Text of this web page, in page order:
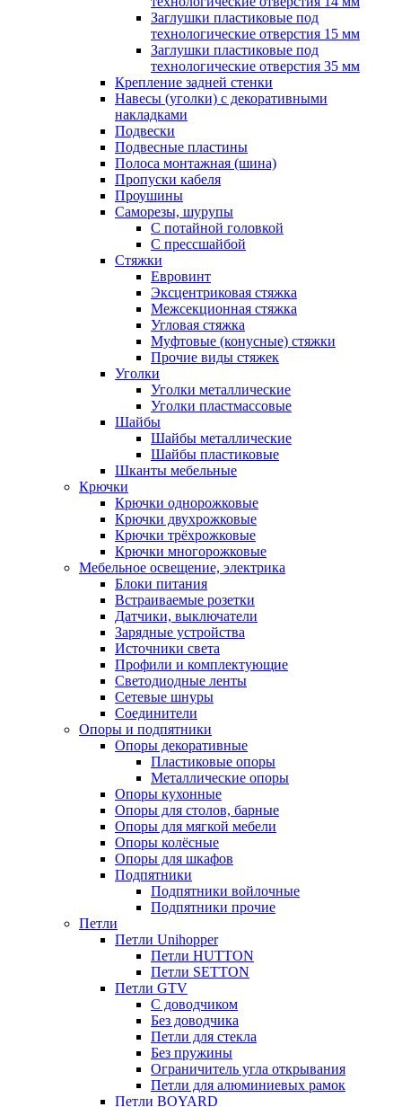
Заглушки пластиковые под
технологические отверстия 15 мм
Заглушки пластиковые под
технологические отверстия 35 мм
Крепление задней стенки
Навесы (уголки) с декоративными
накладками
Подвески
Подвесные пластины
Полоса монтажная (шина)
Пропуски кабеля
Проушины
Саморезы, шурупы
С потайной головкой
С прессшайбой
Стяжки
Евровинт
Эксцентриковая стяжка
Межсекционная стяжка
Угловая стяжка
Муфтовые (конусные) стяжки
Прочие виды стяжек
Уголки
Уголки металлические
Уголки пластмассовые
Шайбы
Шайбы металлические
Шайбы пластиковые
Шканты мебельные
Крючки
Крючки однорожковые
Крючки двухрожковые
Крючки трёхрожковые
Крючки многорожковые
Мебельное освещение, электрика
Блоки питания
Встраиваемые розетки
Датчики, выключатели
Зарядные устройства
Источники света
Профили и комплектующие
Светодиодные ленты
Сетевые шнуры
Соединители
Опоры и подпятники
Опоры декоративные
Пластиковые опоры
Металлические опоры
Опоры кухонные
Опоры для столов, барные
Опоры для мягкой мебели
Опоры колёсные
Опоры для шкафов
Подпятники
Подпятники войлочные
Подпятники прочие
Петли
Петли Unihopper
Петли HUTTON
Петли SETTON
Петли GTV
С доводчиком
Без доводчика
Петли для стекла
Без пружины
Ограничитель угла открывания
Петли для алюминиевых рамок
Петли BOYARD